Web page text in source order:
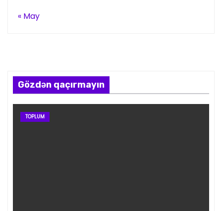
« May
Gözdən qaçırmayın
TOPLUM